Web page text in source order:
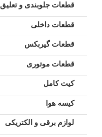
قطعات جلوبندی و تعلیق
قطعات داخلی
قطعات گیربکس
قطعات موتوری
کیت کامل
کیسه هوا
لوازم برقی و الکتریکی